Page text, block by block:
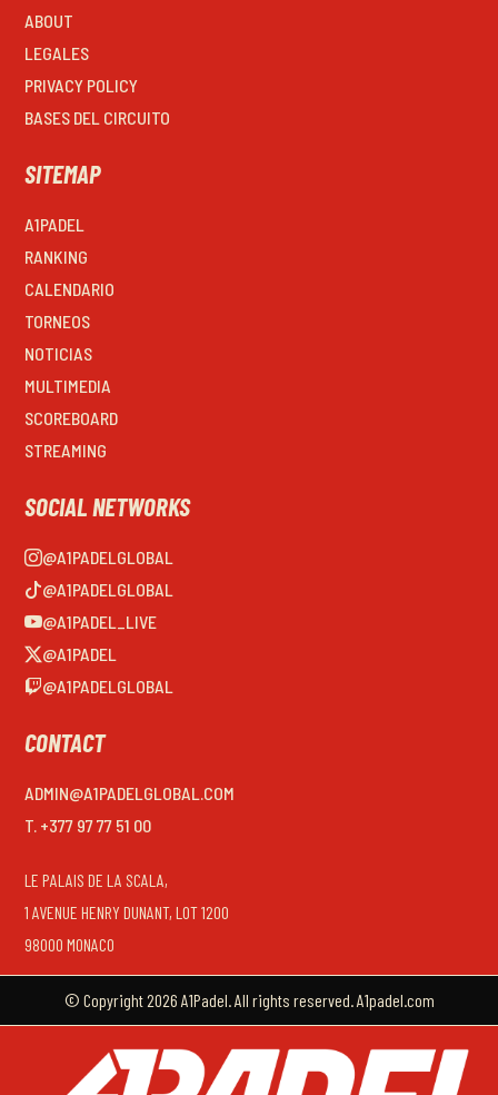
ABOUT
LEGALES
PRIVACY POLICY
BASES DEL CIRCUITO
SITEMAP
A1PADEL
RANKING
CALENDARIO
TORNEOS
NOTICIAS
MULTIMEDIA
SCOREBOARD
STREAMING
SOCIAL NETWORKS
@A1PADELGLOBAL
@A1PADELGLOBAL
@A1PADEL_LIVE
@A1PADEL
@A1PADELGLOBAL
CONTACT
ADMIN@A1PADELGLOBAL.COM
T. +377 97 77 51 00
LE PALAIS DE LA SCALA,
1 AVENUE HENRY DUNANT, LOT 1200
98000 MONACO
© Copyright 2026 A1Padel. All rights reserved. A1padel.com